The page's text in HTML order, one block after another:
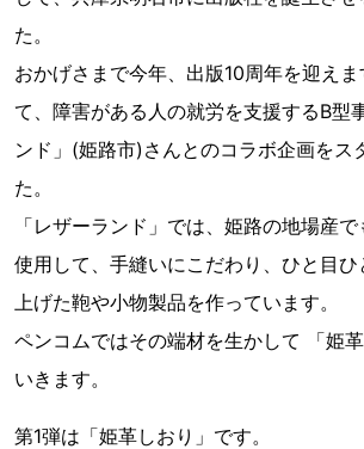
た。
おかげさまで今年、出版10周年を迎え
て、障害がある人の就労を支援するB型
ンド」(姫路市)さんとのコラボ企画をス
た。
「レザーランド」では、姫路の地場産
使用して、手縫いにこだわり、ひと目
上げた鞄や小物製品を作っています。
ペンコムではその端材を生かして 「姫
いきます。
第1弾は「姫革しおり」です。